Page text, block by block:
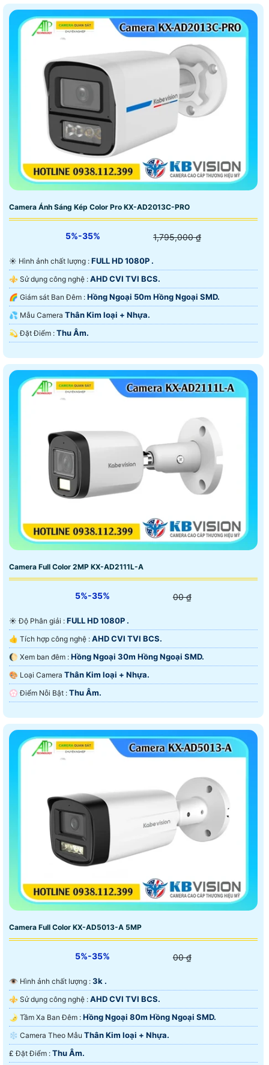
Camera Ánh Sáng Kép Color Pro KX-AD2013C-PRO
5%-35% 1,795,000 ₫
☀️ Hình ảnh chất lượng : FULL HD 1080P .
⚜️ Sử dụng công nghệ : AHD CVI TVI BCS.
🌈 Giám sát Ban Đêm : Hồng Ngoại 50m Hồng Ngoại SMD.
💦 Mẫu Camera Thân Kim loại + Nhựa.
️💫 Đặt Điểm : Thu Âm.
Camera Full Color 2MP KX-AD2111L-A
5%-35% 00 ₫
☀️ Độ Phân giải : FULL HD 1080P .
👍 Tích hợp công nghệ : AHD CVI TVI BCS.
🌔 Xem ban đêm : Hồng Ngoại 30m Hồng Ngoại SMD.
🎨 Loại Camera Thân Kim loại + Nhựa.
️💮 Điểm Nỗi Bật : Thu Âm.
Camera Full Color KX-AD5013-A 5MP
5%-35% 00 ₫
👁 Hình ảnh chất lượng : 3k .
⚜️ Sử dụng công nghệ : AHD CVI TVI BCS.
🌛 Tầm Xa Ban Đêm : Hồng Ngoại 80m Hồng Ngoại SMD.
❄ Camera Theo Mẫu Thân Kim loại + Nhựa.
️₤ Đặt Điểm : Thu Âm.